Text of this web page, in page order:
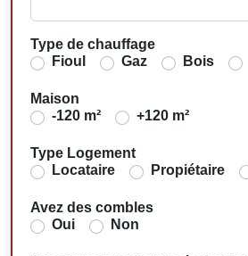
Type de chauffage
Fioul
Gaz Bois
Maison
-120 m²
+120 m²
Type Logement
Locataire
Propiétaire
Avez des combles
Oui
Non